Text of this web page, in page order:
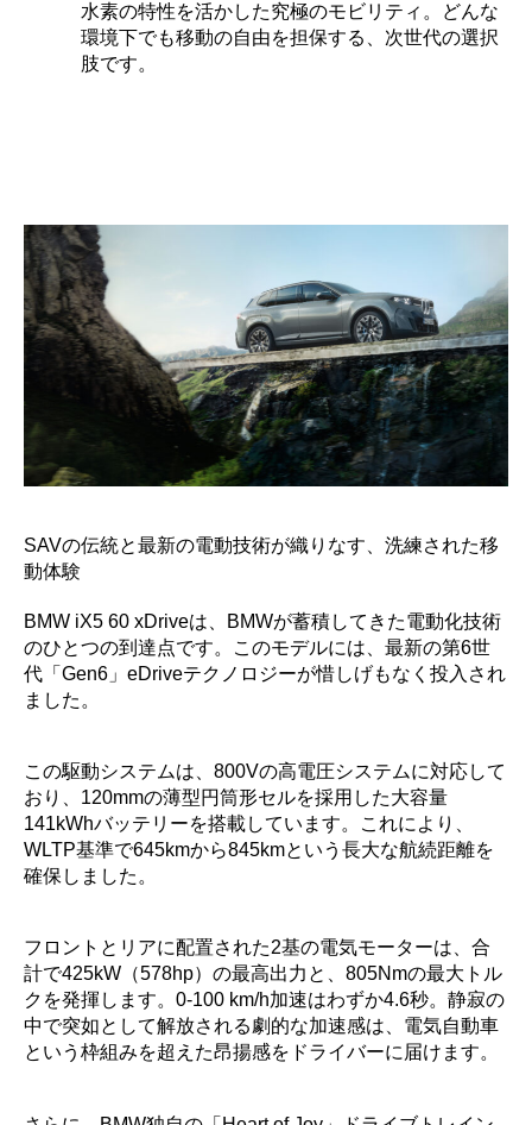
水素の特性を活かした究極のモビリティ。どんな
環境下でも移動の自由を担保する、次世代の選択
肢です。
SAVの伝統と最新の電動技術が織りなす、洗練された移
動体験
BMW iX5 60 xDriveは、BMWが蓄積してきた電動化技術
のひとつの到達点です。このモデルには、最新の第6世
代「Gen6」eDriveテクノロジーが惜しげもなく投入され
ました。
この駆動システムは、800Vの高電圧システムに対応して
おり、120mmの薄型円筒形セルを採用した大容量
141kWhバッテリーを搭載しています。これにより、
WLTP基準で645kmから845kmという長大な航続距離を
確保しました。
フロントとリアに配置された2基の電気モーターは、合
計で425kW（578hp）の最高出力と、805Nmの最大トル
クを発揮します。0-100 km/h加速はわずか4.6秒。静寂の
中で突如として解放される劇的な加速感は、電気自動車
という枠組みを超えた昂揚感をドライバーに届けます。